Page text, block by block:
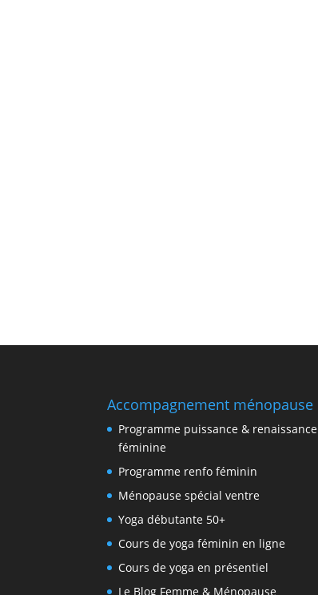
Accompagnement ménopause
Programme puissance & renaissance
féminine
Programme renfo féminin
Ménopause spécial ventre
Yoga débutante 50+
Cours de yoga féminin en ligne
Cours de yoga en présentiel
Le Blog Femme & Ménopause